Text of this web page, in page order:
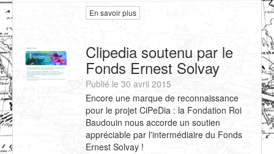
En savoir plus
Clipedia soutenu par le
Fonds Ernest Solvay
Publié le 30 avril 2015
Encore une marque de reconnaissance
pour le projet CiPeDia : la Fondation Roi
Baudouin nous accorde un soutien
appréciable par l'intermédiaire du Fonds
Ernest Solvay !